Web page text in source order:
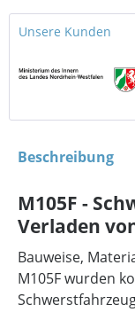
Unsere Kunden
Beschreibung
M105F -
Verladen
Bauweise,
M105F wurden